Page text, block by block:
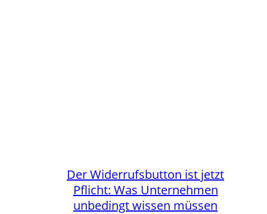
Der Widerrufsbutton ist jetzt
Pflicht: Was Unternehmen
unbedingt wissen müssen